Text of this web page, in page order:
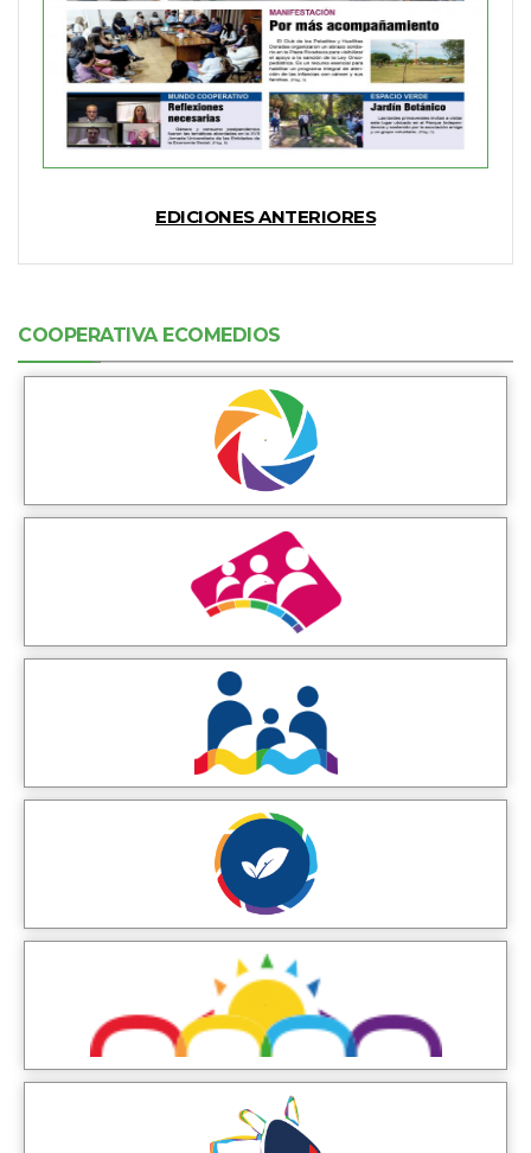
EDICIONES ANTERIORES
COOPERATIVA ECOMEDIOS